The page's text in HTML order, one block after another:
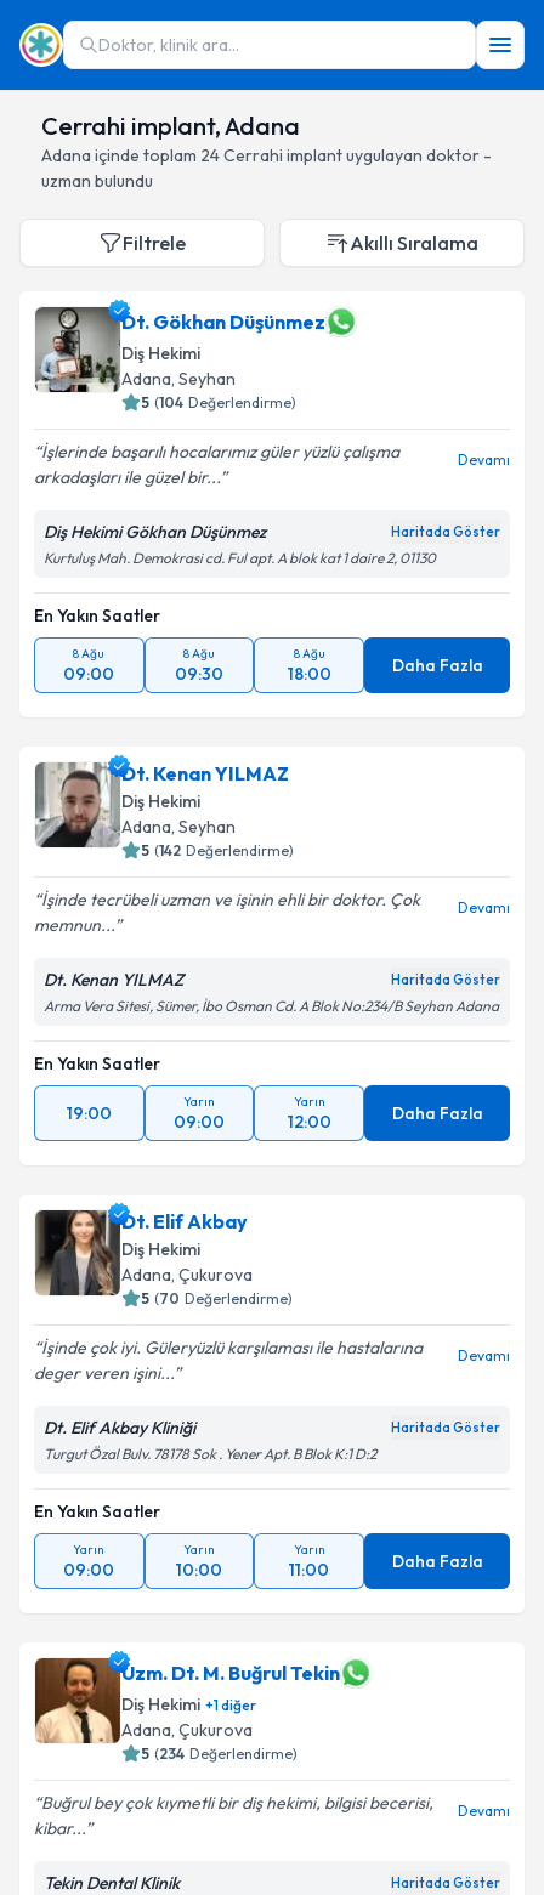
Doktor, klinik ara...
Cerrahi implant, Adana
Adana içinde toplam 24Cerrahi implantuygulayan doktor -
uzman bulundu
Filtrele Akıllı Sıralama
Dt. Gökhan Düşünmez
Diş Hekimi
Adana, Seyhan
5 (104 Değerlendirme)
İşlerinde başarılı hocalarımız güler yüzlü çalışma
arkadaşları ile güzel bir...
Devamı
Diş Hekimi Gökhan Düşünmez Haritada Göster
Kurtuluş Mah. Demokrasi cd. Ful apt. A blok kat 1 daire 2, 01130
En Yakın Saatler
8 Ağu
09:00
8 Ağu
09:30
8 Ağu
18:00 Daha Fazla
Dt. Kenan YILMAZ
Diş Hekimi
Adana, Seyhan
5 (142 Değerlendirme)
İşinde tecrübeli uzman ve işinin ehli bir doktor. Çok
memnun...
Devamı
Dt. Kenan YILMAZ Haritada Göster
Arma Vera Sitesi, Sümer, İbo Osman Cd. A Blok No:234/B Seyhan Adana
En Yakın Saatler
19:00
Yarın
09:00
Yarın
12:00 Daha Fazla
Dt. Elif Akbay
Diş Hekimi
Adana, Çukurova
5 (70 Değerlendirme)
İşinde çok iyi. Güleryüzlü karşılaması ile hastalarına
deger veren işini...
Devamı
Dt. Elif Akbay Kliniği Haritada Göster
Turgut Özal Bulv. 78178 Sok . Yener Apt. B Blok K:1 D:2
En Yakın Saatler
Yarın
09:00
Yarın
10:00
Yarın
11:00 Daha Fazla
Uzm. Dt. M. Buğrul Tekin
Diş Hekimi +1diğer
Adana, Çukurova
5 (234 Değerlendirme)
Buğrul bey çok kıymetli bir diş hekimi, bilgisi becerisi,
kibar...
Devamı
Tekin Dental Klinik Haritada Göster